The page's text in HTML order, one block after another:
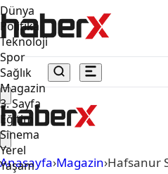
Dünya
Politika
Teknoloji
Spor
Sağlık
Magazin
3. Sayfa
Eğitim
Sinema
Yerel
Yaşam
Anasayfa›Magazin›Hafsanur